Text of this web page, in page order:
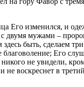
Его изменился, и
с двумя мужами –
здесь быть, сделаем
Его
не увидели,
не воскреснет в